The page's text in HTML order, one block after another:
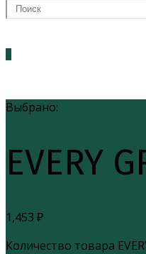
Выбрано:
EVERY
1,453 ₽
Количество товара